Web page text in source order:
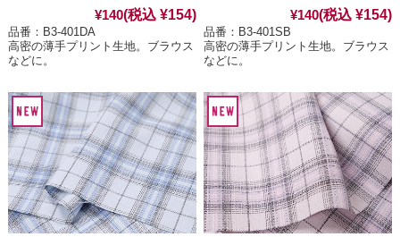
¥140(税込 ¥154)
品番：B3-401DA
高密の薄手プリント生地。ブラウス
などに。
¥140(税込 ¥154)
品番：B3-401SB
高密の薄手プリント生地。ブラウス
などに。